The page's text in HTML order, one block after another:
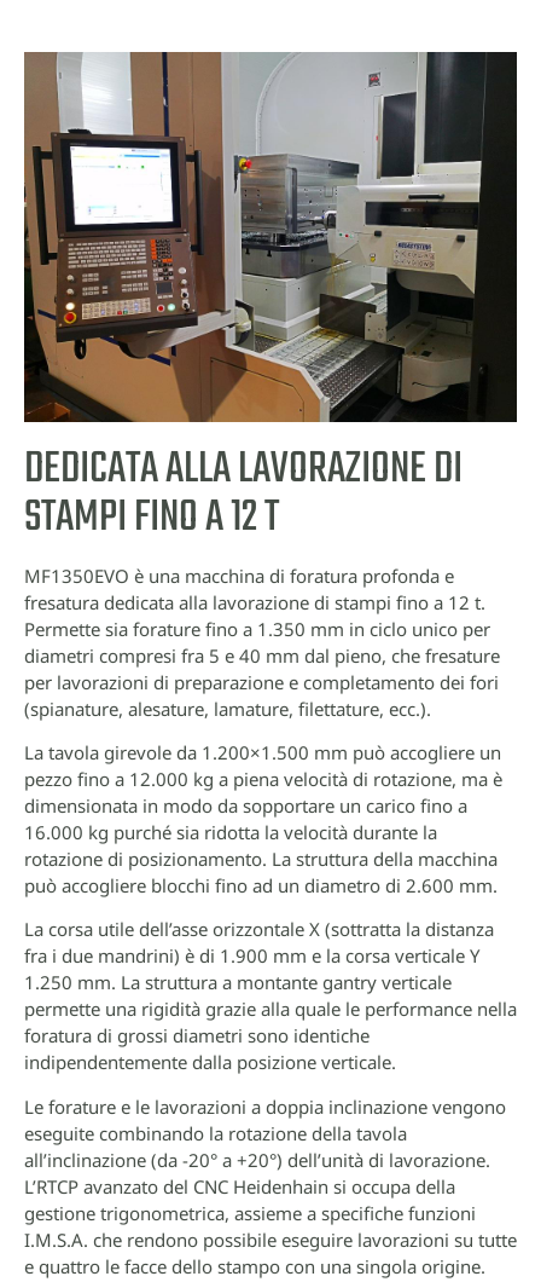
DEDICATA ALLA LAVORAZIONE DI
STAMPI FINO A 12 T
MF1350EVO è una macchina di foratura profonda e
fresatura dedicata alla lavorazione di stampi fino a 12 t.
Permette sia forature fino a 1.350 mm in ciclo unico per
diametri compresi fra 5 e 40 mm dal pieno, che fresature
per lavorazioni di preparazione e completamento dei fori
(spianature, alesature, lamature, filettature, ecc.).
La tavola girevole da 1.200×1.500 mm può accogliere un
pezzo fino a 12.000 kg a piena velocità di rotazione, ma è
dimensionata in modo da sopportare un carico fino a
16.000 kg purché sia ridotta la velocità durante la
rotazione di posizionamento. La struttura della macchina
può accogliere blocchi fino ad un diametro di 2.600 mm.
La corsa utile dell’asse orizzontale X (sottratta la distanza
fra i due mandrini) è di 1.900 mm e la corsa verticale Y
1.250 mm. La struttura a montante gantry verticale
permette una rigidità grazie alla quale le performance nella
foratura di grossi diametri sono identiche
indipendentemente dalla posizione verticale.
Le forature e le lavorazioni a doppia inclinazione vengono
eseguite combinando la rotazione della tavola
all’inclinazione (da -20° a +20°) dell’unità di lavorazione.
L’RTCP avanzato del CNC Heidenhain si occupa della
gestione trigonometrica, assieme a specifiche funzioni
I.M.S.A. che rendono possibile eseguire lavorazioni su tutte
e quattro le facce dello stampo con una singola origine.